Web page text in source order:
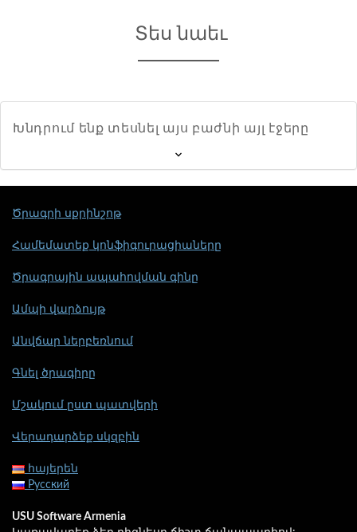
Տես նաեւ
Խնդրում ենք տեսնել այս բաժնի այլ էջերը
Ծրագրի սքրինշոթ
Համեմատեք կոնֆիգուրացիաները
Ծրագրային ապահովման գինը
Ամպի վարձույթ
Անվճար ներբեռնում
Գնել ծրագիրը
Մշակում ըստ պատվերի
Վերադարձեք սկզբին
հայերեն
Русский
USU Software Armenia